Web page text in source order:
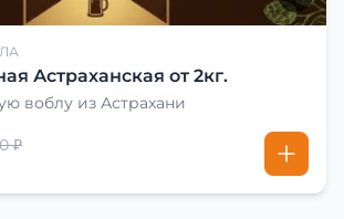
Астраханская от 2кг.
воблу из Астрахани
₽